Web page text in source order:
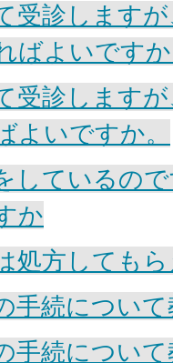
受診します
ばよいですか
受診します
よいですか。
しているの
か
処方しても
手続につい
手続につい